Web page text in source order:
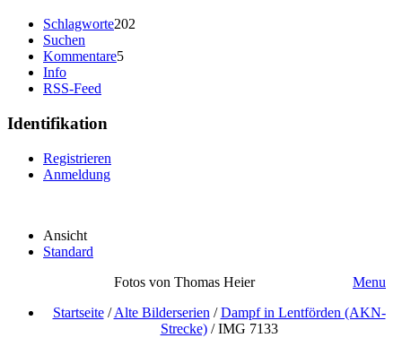
Schlagworte202
Suchen
Kommentare5
Info
RSS-Feed
Identifikation
Registrieren
Anmeldung
Ansicht
Standard
Fotos von Thomas Heier
Menu
Startseite/Alte Bilderserien /Dampf in Lentförden (AKN-
Strecke)/IMG 7133